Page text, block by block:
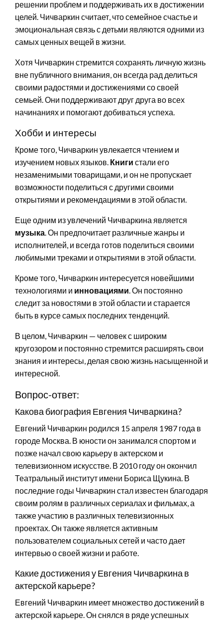
решении проблем и поддерживать их в достижении
целей. Чичваркин считает, что семейное счастье и
эмоциональная связь с детьми являются одними из
самых ценных вещей в жизни.
Хотя Чичваркин стремится сохранять личную жизнь
вне публичного внимания, он всегда рад делиться
своими радостями и достижениями со своей
семьей. Они поддерживают друг друга во всех
начинаниях и помогают добиваться успеха.
Хобби и интересы
Кроме того, Чичваркин увлекается чтением и
изучением новых языков. Книги стали его
незаменимыми товарищами, и он не пропускает
возможности поделиться с другими своими
открытиями и рекомендациями в этой области.
Еще одним из увлечений Чичваркина является
музыка. Он предпочитает различные жанры и
исполнителей, и всегда готов поделиться своими
любимыми треками и открытиями в этой области.
Кроме того, Чичваркин интересуется новейшими
технологиями и инновациями. Он постоянно
следит за новостями в этой области и старается
быть в курсе самых последних тенденций.
В целом, Чичваркин — человек с широким
кругозором и постоянно стремится расширять свои
знания и интересы, делая свою жизнь насыщенной и
интересной.
Вопрос-ответ:
Какова биография Евгения Чичваркина?
Евгений Чичваркин родился 15 апреля 1987 года в
городе Москва. В юности он занимался спортом и
позже начал свою карьеру в актерском и
телевизионном искусстве. В 2010 году он окончил
Театральный институт имени Бориса Щукина. В
последние годы Чичваркин стал известен благодаря
своим ролям в различных сериалах и фильмах, а
также участию в различных телевизионных
проектах. Он также является активным
пользователем социальных сетей и часто дает
интервью о своей жизни и работе.
Какие достижения у Евгения Чичваркина в
актерской карьере?
Евгений Чичваркин имеет множество достижений в
актерской карьере. Он снялся в ряде успешных